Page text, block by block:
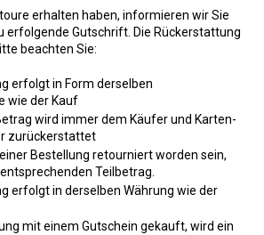
erhalten haben, informieren wir Sie
erfolgende Gutschrift. Die Rückerstattung
beachten Sie:
erfolgt in Form derselben
wie der Kauf
wird immer dem Käufer und Karten-
zurückerstattet
Bestellung retourniert worden sein,
Teilbetrag.
erfolgt in derselben Währung wie der
mit einem Gutschein gekauft, wird ein